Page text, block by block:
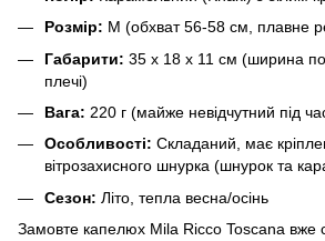
Розмір: M (обхват 56-58 см, плавне
Габарити: 35 х 18 х 11 см (ширина
плечі)
Вага: 220 г (майже невідчутний під
Особливості: Складаний, має
вітрозахисного шнурка (шнурок та
Сезон: Літо, тепла весна/осінь
Замовте капелюх Mila Ricco Toscana вже